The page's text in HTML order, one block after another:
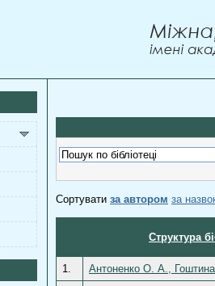
Сортувати за автором за
Структура
1.
Антоненко О. А.,